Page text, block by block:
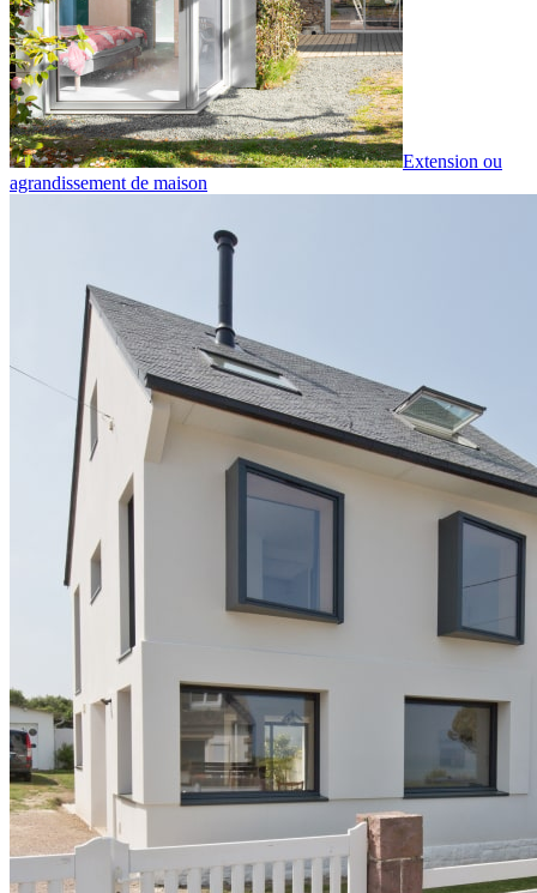
Extension ou
agrandissement de maison